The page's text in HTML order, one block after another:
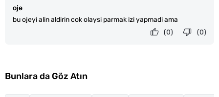
oje
bu ojeyi alin aldirin cok olaysi parmak izi yapmadi ama
(0)
(0)
Bunlara da Göz Atın